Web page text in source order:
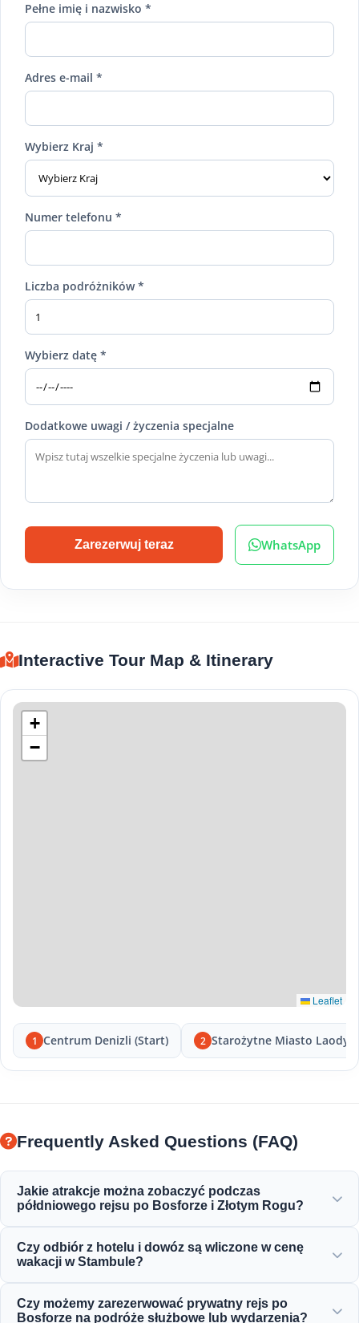
Pełne imię i nazwisko *
Adres e-mail *
Wybierz Kraj *
Numer telefonu *
Liczba podróżników *
Wybierz datę *
Dodatkowe uwagi / życzenia specjalne
Zarezerwuj teraz WhatsApp
Interactive Tour Map & Itinerary
+
−
Leaflet
1 Centrum Denizli (Start) 2 Starożytne Miasto
Frequently Asked Questions (FAQ)
Jakie atrakcje można zobaczyć podczas
półdniowego rejsu po Bosforze i Złotym Rogu?
Mostu Bosforskiego, Pałacu Dolmabahçe, Meczetu
Ortaköy, Zamku Rumeli i eleganckich osmańskich
Czy odbiór z hotelu i dowóz są wliczone w cenę
wakacji w Stambule?
położonych hoteli w Sultanahmet, Taksim i okolicznych
Czy możemy zarezerwować prywatny rejs po
Bosforze na podróże służbowe lub wydarzenia?